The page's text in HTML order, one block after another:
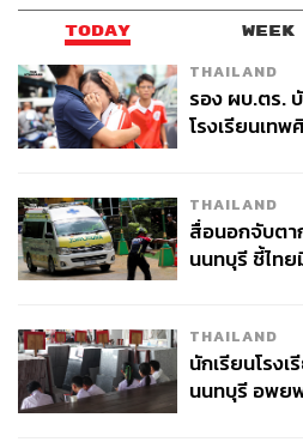
การผนึกกำลังครั้งประวัติศาสต
สร้างปรากฏการณ์
เที่ยวไทย พันธมิตรเหล่านี้ครอบค
อุตสาหกรรมท่องเที่ยว
Pacific, China Airlines, China
EVA Air, Japan Airlines, Nok Air,
Shandong Airlines, Shenzhen
STARLUX Airlines, Thai
TODAY WEEK
THAILAND
รอง ผบ.ตร.
โรงเรียนเท
THAILAND
สื่อนอกจับตา
นนทบุรี ชี้ไท
THAILAND
นักเรียนโรง
นนทบุรี อพย